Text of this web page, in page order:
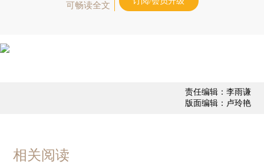
可畅读全文
责任编辑：李雨谦
版面编辑：卢玲艳
相关阅读